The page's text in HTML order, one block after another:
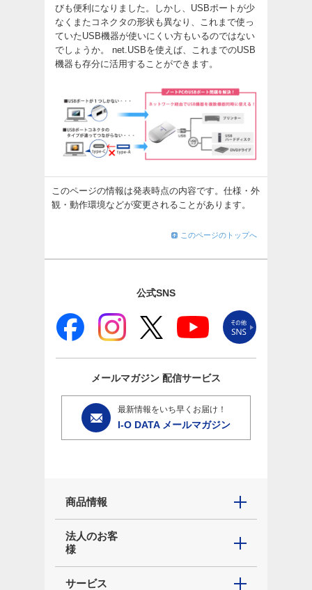
びも便利になりました。しかし、USBポートが少
なくまたコネクタの形状も異なり、これまで使っ
ていたUSB機器が使いにくい方もいるのではない
でしょうか。 net.USBを使えば、これまでのUSB
機器も存分に活用することができます。
このページの情報は発表時点の内容です。仕様・外
観・動作環境などが変更されることがあります。
このページのトップへ
公式SNS
メールマガジン 配信サービス
最新情報をいち早くお届け！
I-O DATA メールマガジン
商品情報
法人のお客
様
サービス